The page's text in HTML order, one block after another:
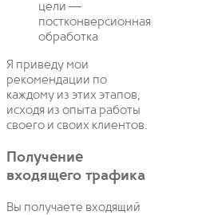
цели —
постконверсионная
обработка
Я приведу мои
рекомендации по
каждому из этих этапов,
исходя из опыта работы
своего и своих клиентов.
Получение
входящего трафика
Вы получаете входящий